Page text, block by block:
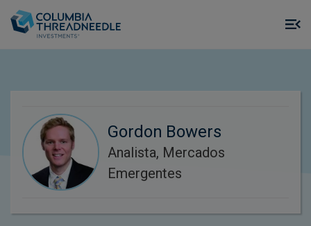
Gordon Bowers
Analista, Mercados
Emergentes